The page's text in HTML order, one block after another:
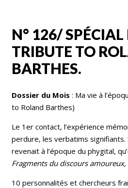
N° 126/
TRIBUTE TO
BARTHES.
Dossier du Mois : Ma vie à
to Roland Barthes)
Le 1er contact, l’expérience
perdure, les verbatims signifiants.
revenait à l’époque du phygital,
Fragments du discours amoureux,
10 personnalités et chercheurs